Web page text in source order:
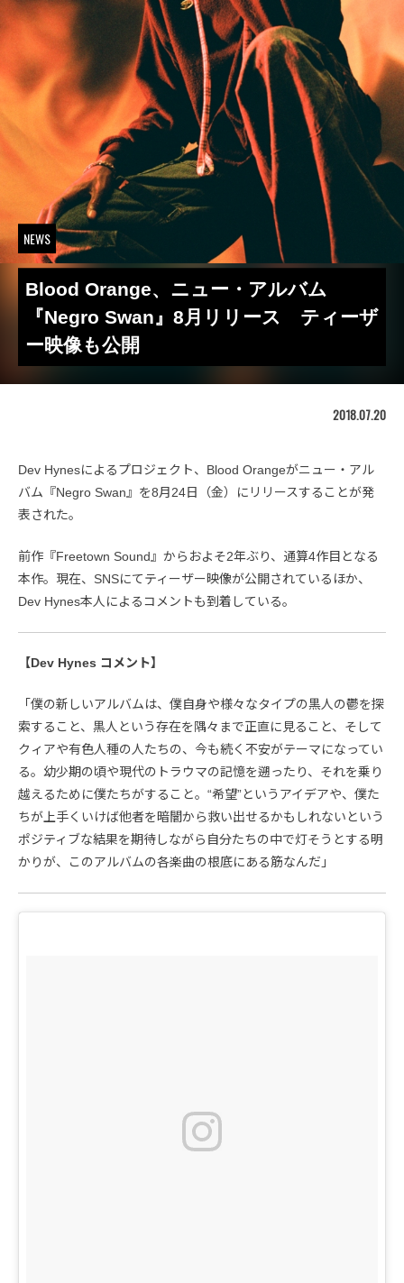
NEWS
Blood Orange、ニュー・アルバム
『Negro Swan』8月リリース ティーザ
ー映像も公開
2018.07.20
Dev Hynesによるプロジェクト、Blood Orangeがニュー・アル
バム『Negro Swan』を8月24日（金）にリリースすることが発
表された。
前作『Freetown Sound』からおよそ2年ぶり、通算4作目となる
本作。現在、SNSにてティーザー映像が公開されているほか、
Dev Hynes本人によるコメントも到着している。
【Dev Hynes コメント】
「僕の新しいアルバムは、僕自身や様々なタイプの黒人の鬱を探
索すること、黒人という存在を隅々まで正直に見ること、そして
クィアや有色人種の人たちの、今も続く不安がテーマになってい
る。幼少期の頃や現代のトラウマの記憶を遡ったり、それを乗り
越えるために僕たちがすること。“希望”というアイデアや、僕た
ちが上手くいけば他者を暗闇から救い出せるかもしれないという
ポジティブな結果を期待しながら自分たちの中で灯そうとする明
かりが、このアルバムの各楽曲の根底にある筋なんだ」